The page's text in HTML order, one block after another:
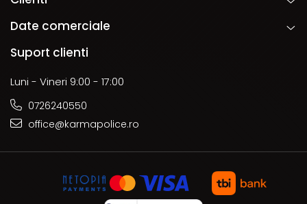
Date comerciale
Suport clienti
Luni - Vineri 9:00 - 17:00
0726240550
office@karmapolice.ro